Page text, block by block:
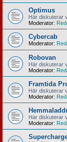
Optimus
Här diskuterar
Moderator:
Cybercab
Moderator:
Robovan
Här diskuterar
Moderator:
Framtida
Här diskuterar
Moderator:
Här diskuterar
Moderator: